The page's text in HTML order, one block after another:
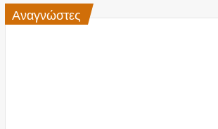
Αναγνώστες